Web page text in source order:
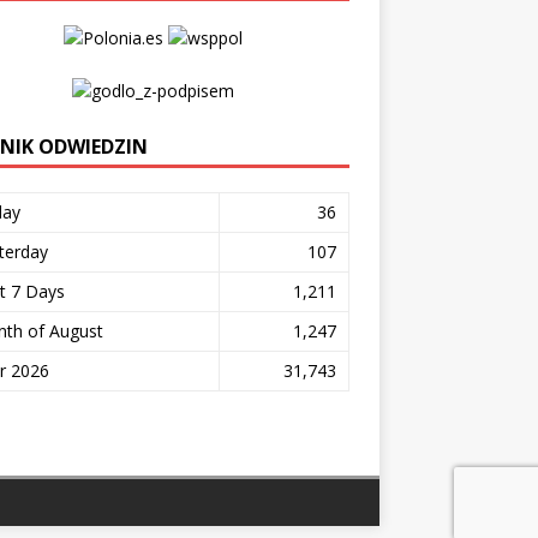
ODWIEDZIN
36
107
7 Days
1,211
of August
1,247
2026
31,743